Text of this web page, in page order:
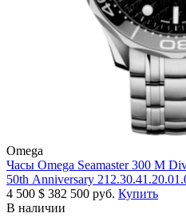
Omega
Часы Omega Seamaster 300 M
50th Anniversary
4 500 $ 382 500 руб. Купить
В наличии